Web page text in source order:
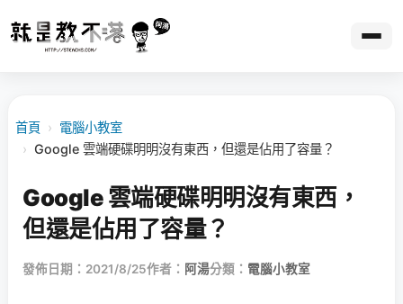
首頁 › 電腦小教室
› Google 雲端硬碟明明沒有東西，但還是佔用了容量？
Google 雲端硬碟明明沒有東西，
但還是佔用了容量？
發佈日期：2021/8/25作者： 阿湯分類： 電腦小教室